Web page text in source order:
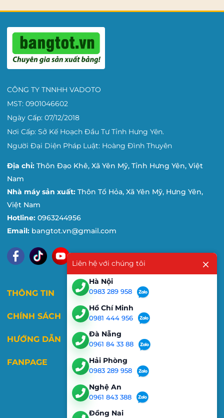
CÔNG TY TNNHH VADOTO
MST: 0901046602
Ngày Cấp: 07/12/2018
Nơi Cấp: Sở Kế Hoạch Đầu Tư Tỉnh Hưng Yên.
Người Đại Diện Pháp Luật: Hoàng Đình Thuyên
Địa chỉ: Thôn Đạo Khê, Xã Yên Mỹ, Tỉnh Hưng Yên, Việt
Nam
Nhà máy sản xuất: Thôn Tổ Hỏa, Xã Yên Mỹ, Hưng Yên,
Việt Nam
Hotline: 0963244956
Email: bangtot.vn@gmail.com
THÔNG TIN
CHÍNH SÁCH
HƯỚNG DẪN
FANPAGE
Liên hệ với chúng tôi
Hà Nội
0983 289 958
Hồ Chí Minh
0981 444 956
Đà Nẵng
0961 84 33 88
Hải Phòng
0983 289 958
Nghệ An
0961 843 388
Đồng Nai